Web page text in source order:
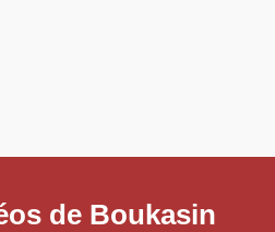
de Boukasin